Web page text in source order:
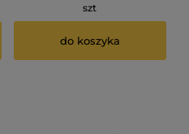
szt
do koszyka